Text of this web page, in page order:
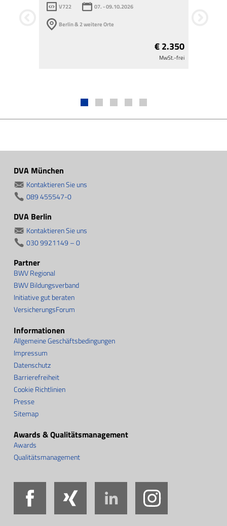
V722
07. - 09.10.2026
Berlin & 2 weitere Orte
€ 2.350
MwSt.-frei
DVA München
Kontaktieren Sie uns
089 455547-0
DVA Berlin
Kontaktieren Sie uns
030 9921149 – 0
Informationen
Allgemeine Geschäftsbedingungen
Impressum
Datenschutz
Barrierefreiheit
Cookie Richtlinien
Presse
Sitemap
Partner
BWV Regional
BWV Bildungsverband
Initiative gut beraten
VersicherungsForum
Awards & Qualitätsmanagement
Awards
Qualitätsmanagement
Facebook
Xing LinkedIn